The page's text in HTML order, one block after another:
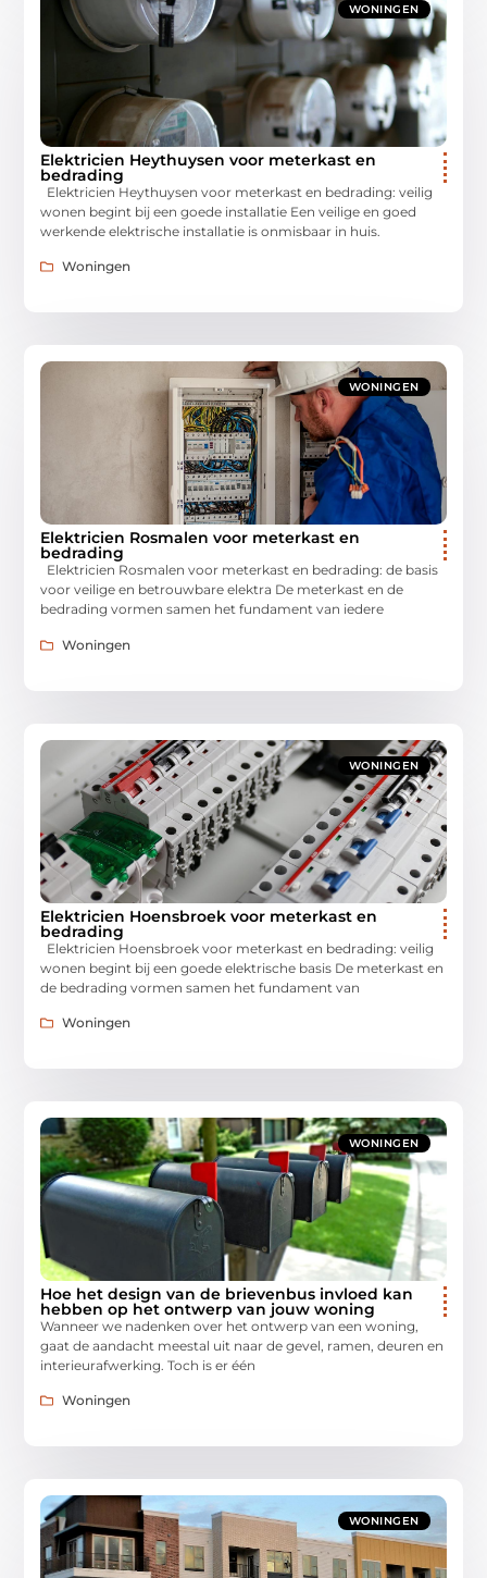
WONINGEN
Elektricien Heythuysen voor meterkast en
bedrading
Elektricien Heythuysen voor meterkast en bedrading: veilig
wonen begint bij een goede installatie Een veilige en goed
werkende elektrische installatie is onmisbaar in huis.
Woningen
WONINGEN
Elektricien Rosmalen voor meterkast en
bedrading
Elektricien Rosmalen voor meterkast en bedrading: de basis
voor veilige en betrouwbare elektra De meterkast en de
bedrading vormen samen het fundament van iedere
Woningen
WONINGEN
Elektricien Hoensbroek voor meterkast en
bedrading
Elektricien Hoensbroek voor meterkast en bedrading: veilig
wonen begint bij een goede elektrische basis De meterkast en
de bedrading vormen samen het fundament van
Woningen
WONINGEN
Hoe het design van de brievenbus invloed kan
hebben op het ontwerp van jouw woning
Wanneer we nadenken over het ontwerp van een woning,
gaat de aandacht meestal uit naar de gevel, ramen, deuren en
interieurafwerking. Toch is er één
Woningen
WONINGEN